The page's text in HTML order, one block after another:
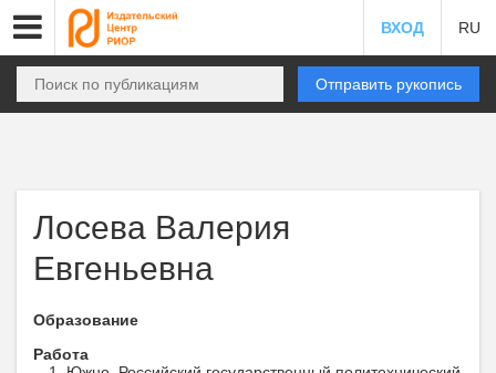
ВХОД RU
Отправить рукопись
Лосева Валерия
Евгеньевна
Образование
Работа